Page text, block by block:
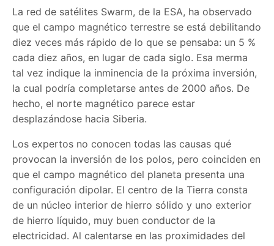
La red de satélites Swarm, de la ESA, ha observado
que el campo magnético terrestre se está debilitando
diez veces más rápido de lo que se pensaba: un 5 %
cada diez años, en lugar de cada siglo. Esa merma
tal vez indique la inminencia de la próxima inversión,
la cual podría completarse antes de 2000 años. De
hecho, el norte magnético parece estar
desplazándose hacia Siberia.
Los expertos no conocen todas las causas qué
provocan la inversión de los polos, pero coinciden en
que el campo magnético del planeta presenta una
configuración dipolar. El centro de la Tierra consta
de un núcleo interior de hierro sólido y uno exterior
de hierro líquido, muy buen conductor de la
electricidad. Al calentarse en las proximidades del